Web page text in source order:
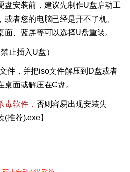
盘安装前，建议先制作U盘启动工
者您的电脑已经是开不了机、
、蓝屏等可以选择U盘重装。
止插入U盘）
，并把iso文件解压到D盘或者
面或解压在C盘。
毒软件， 否则容易出现安装失
(推荐).exe】；